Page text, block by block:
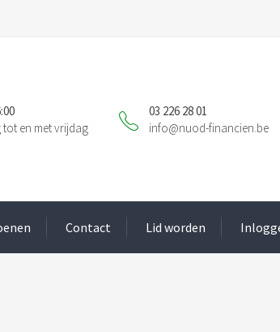
03 226 28 01
info@nuod-financien.be
tot en met vrijdag
Contact Lid worden